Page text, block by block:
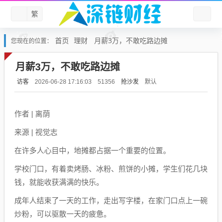
繁
您现在的位置： 首页 理财 月薪3万，不敢吃路边摊
月薪3万，不敢吃路边摊
访客 2026-06-28 17:16:03 51356 抢沙发 默认
作者 | 离荫
来源 | 视觉志
在许多人心目中，地摊都占据一个重要的位置。
学校门口，有着卖烤肠、冰粉、煎饼的小摊，学生们花几块
钱，就能收获满满的快乐。
成年人结束了一天的工作，走出写字楼，在家门口点上一碗
炒粉，可以驱散一天的疲惫。